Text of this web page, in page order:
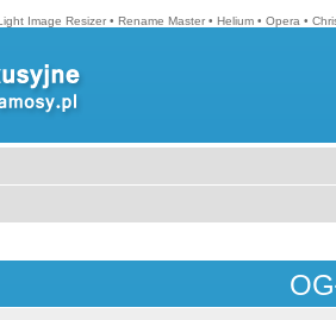
Image Resizer • Rename Master • Helium • Opera •